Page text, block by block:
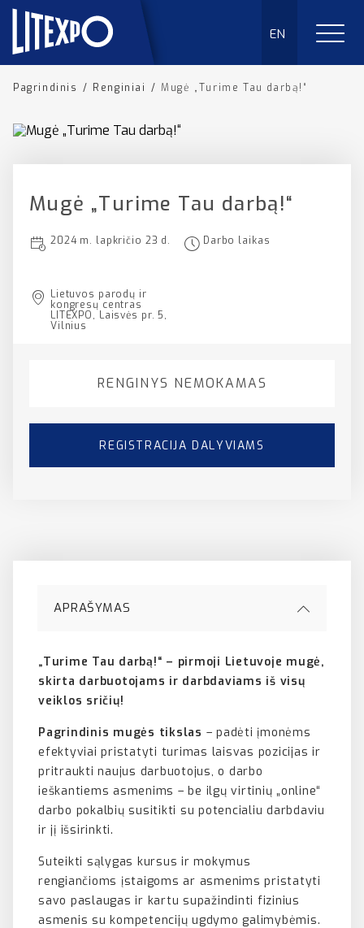
EN
Pagrindinis / Renginiai / Mugė „Turime Tau darbą!“
Mugė „Turime Tau darbą!“
2024 m. lapkričio 23 d. Darbo laikas
Lietuvos parodų ir
kongresų centras
LITEXPO, Laisvės pr. 5,
Vilnius
RENGINYS NEMOKAMAS
REGISTRACIJA DALYVIAMS
APRAŠYMAS
„Turime Tau darbą!“ – pirmoji Lietuvoje mugė,
skirta darbuotojams ir darbdaviams iš visų
veiklos sričių!
Pagrindinis mugės tikslas – padėti įmonėms
efektyviai pristatyti turimas laisvas pozicijas ir
pritraukti naujus darbuotojus, o darbo
ieškantiems asmenims – be ilgų virtinių „online“
darbo pokalbių susitikti su potencialiu darbdaviu
ir jį išsirinkti.
Suteikti sąlygas kursus ir mokymus
rengiančioms įstaigoms ar asmenims pristatyti
savo paslaugas ir kartu supažindinti fizinius
asmenis su kompetencijų ugdymo galimybėmis.